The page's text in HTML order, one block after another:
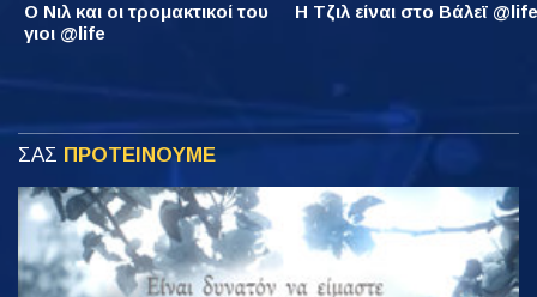
Ο Νιλ και οι τρομακτικοί του
γιοι @life
Η Τζιλ είναι στο Βάλεϊ @life
ΣΑΣ ΠΡΟΤΕΙΝΟΥΜΕ